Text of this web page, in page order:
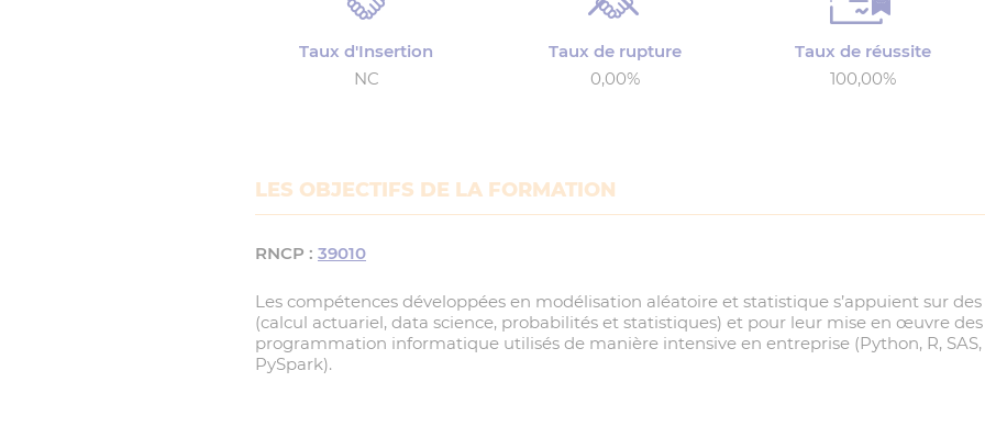
Taux d'Insertion
NC
Taux de rupture
0,00%
Taux de réussite
100,00%
LES OBJECTIFS DE LA FORMATION
RNCP : 39010
Les compétences développées en modélisation aléatoire et statistique s’appuient sur des
(calcul actuariel, data science, probabilités et statistiques) et pour leur mise en œuvre
programmation informatique utilisés de manière intensive en entreprise (Python, R, SAS,
PySpark).